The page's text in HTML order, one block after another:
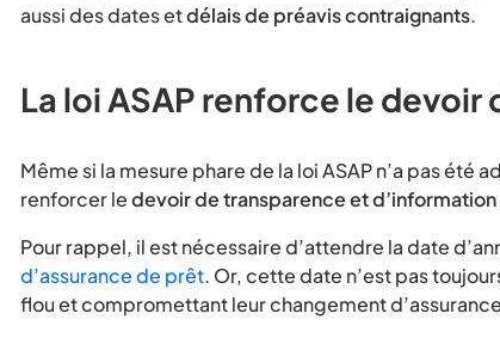
aussi des dates etdélais de préavis contraignants.
La loi ASAP renforce le devoir
Même si la mesure phare de la loi ASAP n’a pas
renforcer ledevoir de transparence et d’information
Pour rappel, il est nécessaire d’attendre la date
d’assurance de prêt. Or, cette date n’est pas
flou et compromettant leur changement